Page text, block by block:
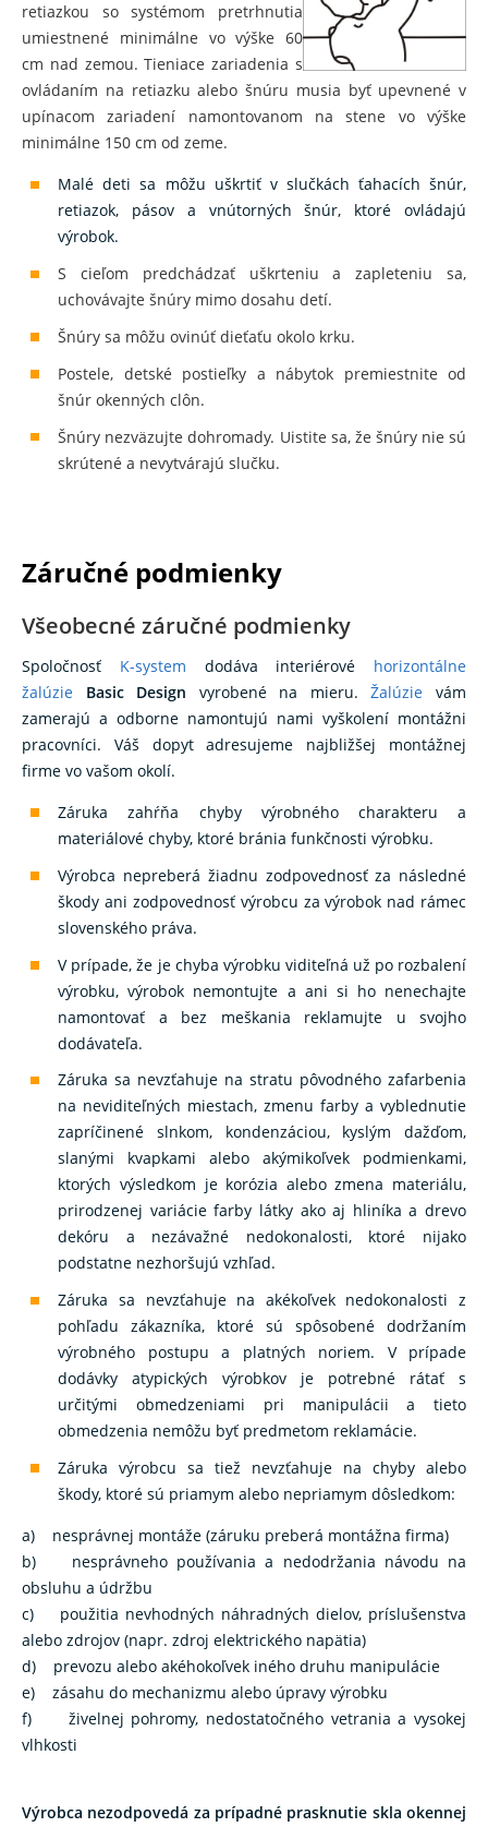
retiazkou so systémom pretrhnutia
umiestnené minimálne vo výške 60
cm nad zemou. Tieniace zariadenia s
ovládaním na retiazku alebo šnúru musia byť upevnené v
upínacom zariadení namontovanom na stene vo výške
minimálne 150 cm od zeme.
Malé deti sa môžu uškrtiť v slučkách ťahacích šnúr,
retiazok, pásov a vnútorných šnúr, ktoré ovládajú
výrobok.
S cieľom predchádzať uškrteniu a zapleteniu sa,
uchovávajte šnúry mimo dosahu detí.
Šnúry sa môžu ovinúť dieťaťu okolo krku.
Postele, detské postieľky a nábytok premiestnite od
šnúr okenných clôn.
Šnúry nezväzujte dohromady. Uistite sa, že šnúry nie sú
skrútené a nevytvárajú slučku.
Záručné podmienky
Všeobecné záručné podmienky
Spoločnosť K-system dodáva interiérové horizontálne
žalúzie
Basic Design vyrobené na mieru.Žalúzie vám
zamerajú a odborne namontujú nami vyškolení montážni
pracovníci. Váš dopyt adresujeme najbližšej montážnej
firme vo vašom okolí.
Záruka zahŕňa chyby výrobného charakteru a
materiálové chyby, ktoré bránia funkčnosti výrobku.
Výrobca nepreberá žiadnu zodpovednosť za následné
škody ani zodpovednosť výrobcu za výrobok nad rámec
slovenského práva.
V prípade, že je chyba výrobku viditeľná už po rozbalení
výrobku, výrobok nemontujte a ani si ho nenechajte
namontovať a bez meškania reklamujte u svojho
dodávateľa.
Záruka sa nevzťahuje na stratu pôvodného zafarbenia
na neviditeľných miestach, zmenu farby a vyblednutie
zapríčinené slnkom, kondenzáciou, kyslým dažďom,
slanými kvapkami alebo akýmikoľvek podmienkami,
ktorých výsledkom je korózia alebo zmena materiálu,
prirodzenej variácie farby látky ako aj hliníka a drevo
dekóru a nezávažné nedokonalosti, ktoré nijako
podstatne nezhoršujú vzhľad.
Záruka sa nevzťahuje na akékoľvek nedokonalosti z
pohľadu zákazníka, ktoré sú spôsobené dodržaním
výrobného postupu a platných noriem. V prípade
dodávky atypických výrobkov je potrebné rátať s
určitými obmedzeniami pri manipulácii a tieto
obmedzenia nemôžu byť predmetom reklamácie.
Záruka výrobcu sa tiež nevzťahuje na chyby alebo
škody, ktoré sú priamym alebo nepriamym dôsledkom:
a) nesprávnej montáže (záruku preberá montážna firma)
b) nesprávneho používania a nedodržania návodu na
obsluhu a údržbu
c) použitia nevhodných náhradných dielov, príslušenstva
alebo zdrojov (napr. zdroj elektrického napätia)
d) prevozu alebo akéhokoľvek iného druhu manipulácie
e) zásahu do mechanizmu alebo úpravy výrobku
f) živelnej pohromy, nedostatočného vetrania a vysokej
vlhkosti
Výrobca nezodpovedá za prípadné prasknutie skla okennej